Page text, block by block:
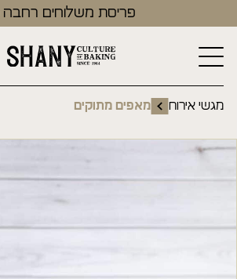
פריסת משלוחים רחבה
מגשי אירוח מאפים מתוקים